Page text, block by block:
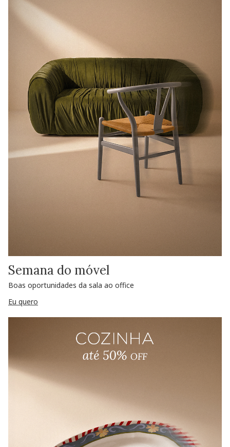
Semana do móvel
Boas oportunidades da sala ao office
Eu quero